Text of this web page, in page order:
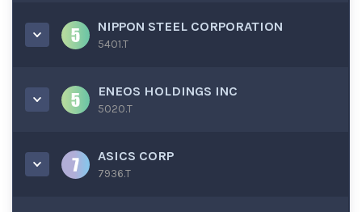
NIPPON STEEL CORPORATION
5401.T
ENEOS HOLDINGS INC
5020.T
ASICS CORP
7936.T